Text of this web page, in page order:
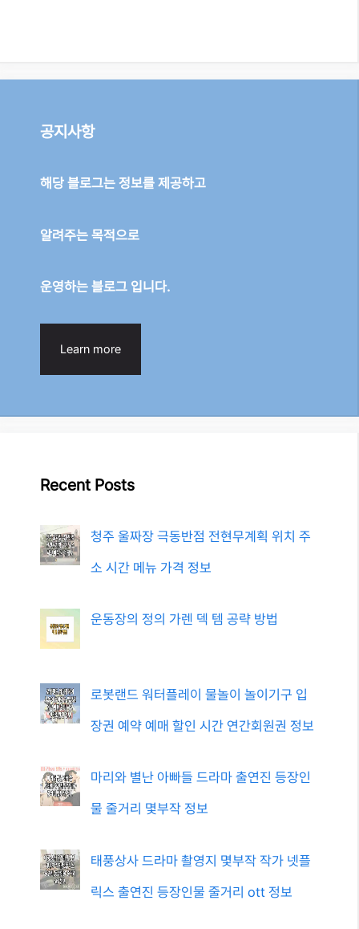
공지사항
해당 블로그는 정보를 제공하고
알려주는 목적으로
운영하는 블로그 입니다.
Learn more
Recent Posts
청주 울짜장 극동반점 전현무계획 위치 주
소 시간 메뉴 가격 정보
운동장의 정의 가렌 덱 템 공략 방법
로봇랜드 워터플레이 물놀이 놀이기구 입
장권 예약 예매 할인 시간 연간회원권 정보
마리와 별난 아빠들 드라마 출연진 등장인
물 줄거리 몇부작 정보
태풍상사 드라마 촬영지 몇부작 작가 넷플
릭스 출연진 등장인물 줄거리 ott 정보